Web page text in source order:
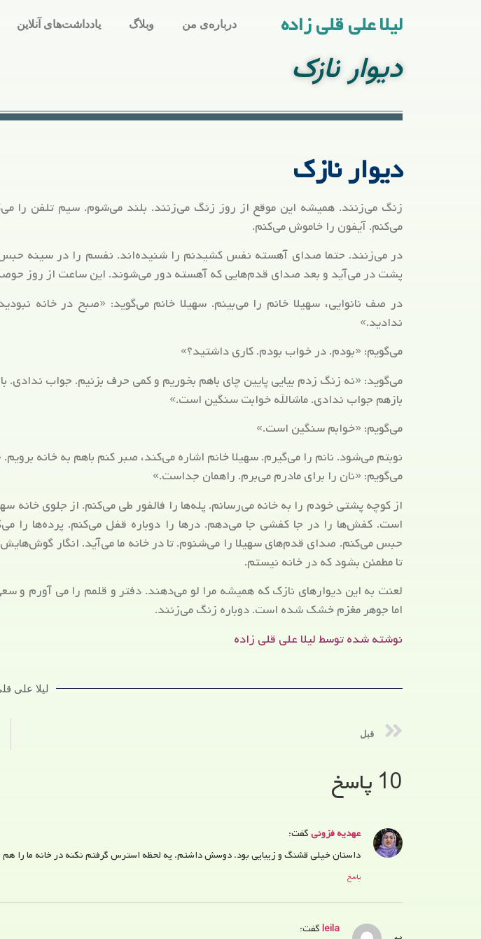
لیلا علی قلی زاده درباره‌ی من وبلاگ یادداشت‌های آنلاین
دیوار نازک
دیوار نازک
زنگ می‌زنند. همیشه این موقع از روز زنگ می‌زنند. بلند می‌شوم. سیم تلفن را
می‌کنم. آیفون را خاموش می‌کنم.
در می‌زنند. حتما صدای آهسته نفس کشیدنم را شنیده‌اند. نفسم را در سینه
پشت در می‌آید و بعد صدای قدم‌هایی که آهسته دور می‌شوند. این ساعت از روز
در صف نانوایی، سهیلا خانم را می‌بینم. سهیلا خانم می‌گوید: «صبح در خانه
ندادید.»
می‌گویم: «بودم. در خواب بودم. کاری داشتید؟»
می‌گوید: «نه زنگ زدم بیایی پایین چای باهم بخوریم و کمی حرف بزنیم. جواب ندادی. با
بازهم جواب ندادی. ماشالله خوابت سنگین است.»
می‌گویم: «خوابم سنگین است.»
نوبتم می‌شود. نانم را می‌گیرم. سهیلا خانم اشاره می‌کند، صبر کنم باهم به خانه
می‌گویم: «نان را برای مادرم می‌برم. راهمان جداست.»
از کوچه پشتی خودم را به خانه می‌رسانم. پله‌ها را فالفور طی می‌کنم. از جلوی خانه
است. کفش‌ها را در جا کفشی جا می‌دهم. درها را دوباره قفل می‌کنم. پرده‌ها را
حبس می‌کنم. صدای قدم‌های سهیلا را می‌شنوم. تا در خانه ما می‌آید. انگار
تا مطمئن بشود که در خانه نیستم.
لعنت به این دیوارهای نازک که همیشه مرا لو می‌دهند. دفتر و قلمم را می آورم و
اما جوهر مغزم خشک شده است. دوباره زنگ می‌زنند.
نوشته شده توسط لیلا علی قلی زاده
لیلا علی
قبل
10 پاسخ
عهدیه فزونیگفت:
داستان خیلی قشنگ و زیبایی بود. دوسش داشتم. یه لحظه استرس گرفتم نکنه در خانه ما را هم
پاسخ
leilaگفت: